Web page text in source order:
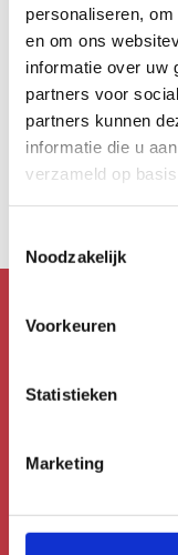
personaliseren,
en om ons
informatie over uw
partners voor
partners kunnen
informatie die u
verzameld op
Noodzakelijk
Voorkeuren
Statistieken
Marketing
FESTIVALS
Juni 2024
HKU Exposure:
Kunst in alle